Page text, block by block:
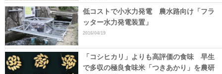
低コストで小水力発電 農水路向け「フラ
ッター水力発電装置」
2016/04/19
「コシヒカリ」よりも高評価の食味 早生
で多収の極良食味米「つきあかり」を農研